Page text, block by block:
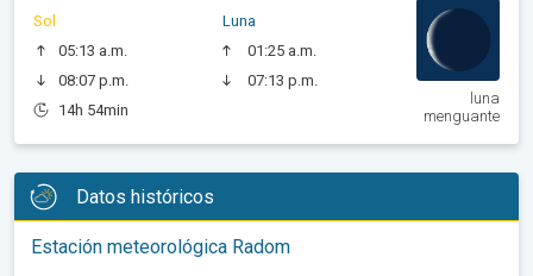
Sol
05:13 a.m.
08:07 p.m.
14h 54min
Luna
01:25 a.m.
07:13 p.m.
luna
menguante
Datos históricos
Estación meteorológica Radom